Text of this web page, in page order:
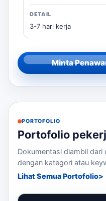
3-7 hari kerja
Minta
PORTOFOLIO
Portofolio
Dokumentasi diambil
dengan kategori atau
Lihat Semua Portofolio